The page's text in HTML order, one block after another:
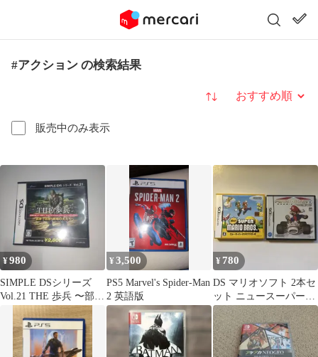
#アクション の検索結果
販売中のみ表示
並び替え
¥980
SIMPLE DSシリーズ
Vol.21 THE 歩兵 〜部隊
で出撃!戦場の犬…
¥3,500
PS5 Marvel's Spider-Man
2 英語版
¥ 780
DS マリオソフト 2本セ
ット ニュースーパーマ
リオブラザーズ マリオ
カート